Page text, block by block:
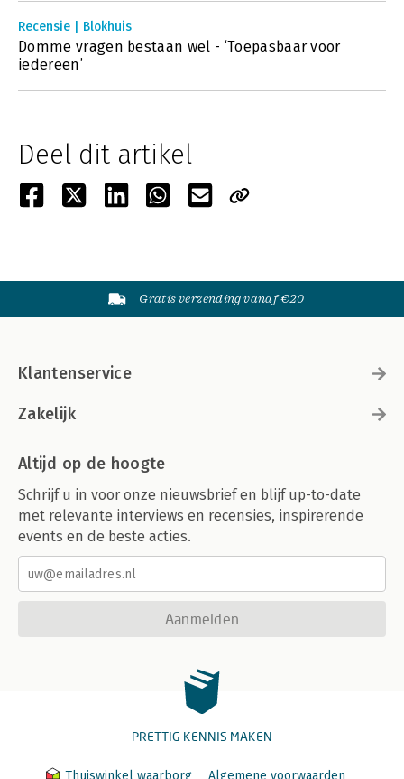
Recensie | Blokhuis
Domme vragen bestaan wel - ‘Toepasbaar voor
iedereen’
Deel dit artikel
Gratis verzending vanaf €20
Klantenservice
Zakelijk
Altijd op de hoogte
Schrijf u in voor onze nieuwsbrief en blijf up-to-date
met relevante interviews en recensies, inspirerende
events en de beste acties.
Aanmelden
PRETTIG KENNIS MAKEN
Thuiswinkel waarborg Algemene voorwaarden